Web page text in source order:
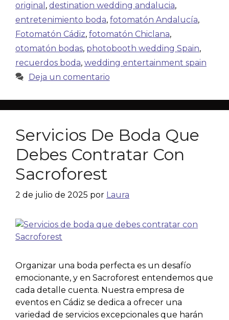
original , destination wedding andalucia,
entretenimiento boda, fotomatón Andalucía,
Fotomatón Cádiz, fotomatón Chiclana,
otomatón bodas, photobooth wedding Spain,
recuerdos boda, wedding entertainment spain
Deja un comentario
Servicios De Boda Que
Debes Contratar Con
Sacroforest
2 de julio de 2025 por Laura
Organizar una boda perfecta es un desafío
emocionante, y en Sacroforest entendemos que
cada detalle cuenta. Nuestra empresa de
eventos en Cádiz se dedica a ofrecer una
variedad de servicios excepcionales que harán